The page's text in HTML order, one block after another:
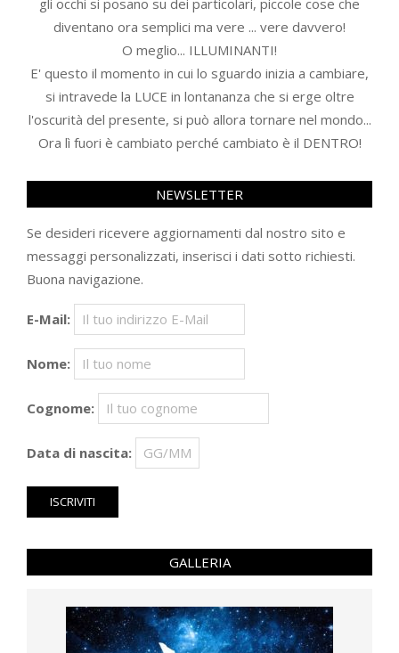
gli occhi si posano su dei particolari, piccole cose che
diventano ora semplici ma vere ... vere davvero!
O meglio... ILLUMINANTI!
E' questo il momento in cui lo sguardo inizia a cambiare,
si intravede la LUCE in lontananza che si erge oltre
l'oscurità del presente, si può allora tornare nel mondo...
Ora lì fuori è cambiato perché cambiato è il DENTRO!
NEWSLETTER
Se desideri ricevere aggiornamenti dal nostro sito e
messaggi personalizzati, inserisci i dati sotto richiesti.
Buona navigazione.
E-Mail:
Nome:
Cognome:
Data di nascita:
GALLERIA